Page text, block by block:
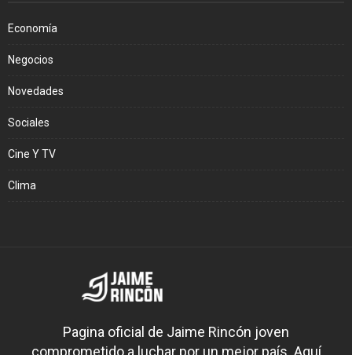
Economía
Negocios
Novedades
Sociales
Cine Y TV
Clima
Pagina oficial de Jaime Rincón joven
comprometido a luchar por un mejor país. Aquí